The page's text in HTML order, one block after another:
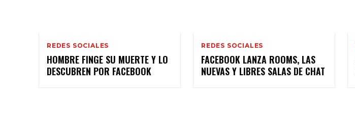
REDES SOCIALES
HOMBRE FINGE SU MUERTE Y LO
DESCUBREN POR FACEBOOK
REDES SOCIALES
FACEBOOK LANZA ROOMS, LAS
NUEVAS Y LIBRES SALAS DE CHAT